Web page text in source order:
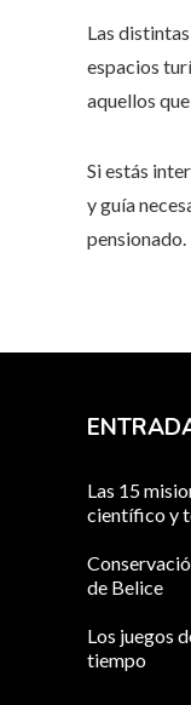
Las
espacios
aquellos
Si estás
y guía
pensionado.
Las 15
científico y
de Belice
Los juegos
tiempo